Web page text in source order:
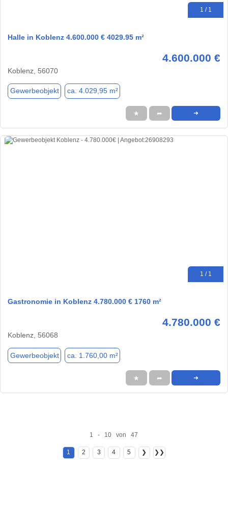
1 / 1
Halle in Koblenz 4.600.000 € 4029.95 m²
4.600.000 €
Koblenz, 56070
Gewerbeobjekt ca. 4.029,95 m²
★ ➦ ➜
1 / 1
Gastronomie in Koblenz 4.780.000 € 1760 m²
4.780.000 €
Koblenz, 56068
Gewerbeobjekt ca. 1.760,00 m²
★ ➦ ➜
1 - 10 von 47
1 2 3 4 5 ❯ ❯❯